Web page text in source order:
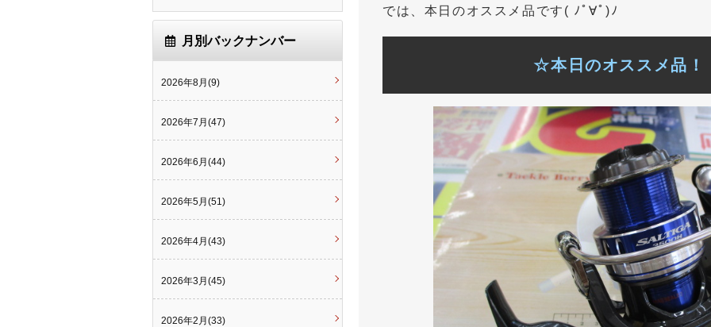
では、本日のオススメ品です( ﾉﾟ∀ﾟ)ﾉ
☆本日のオススメ品
月別バックナンバー
2026年8月(9)
2026年7月(47)
2026年6月(44)
2026年5月(51)
2026年4月(43)
2026年3月(45)
2026年2月(33)